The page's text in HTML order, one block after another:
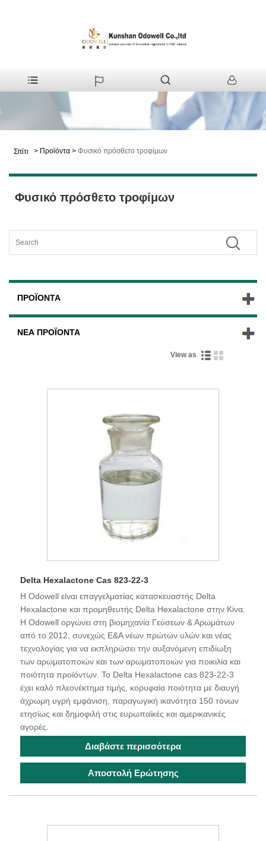
Σπίτι > Προϊόντα > Φυσικό πρόσθετο τροφίμων
Φυσικό πρόσθετο τροφίμων
ΠΡΟΪΌΝΤΑ
ΝΈΑ ΠΡΟΪΌΝΤΑ
View as
Delta Hexalactone Cas 823-22-3
Η Odowell είναι επαγγελματίας κατασκευαστής Delta
Hexalactone και προμηθευτής Delta Hexalactone στην Κίνα.
Η Odowell οργώνει στη βιομηχανία Γεύσεων & Αρωμάτων
από το 2012, συνεχώς Ε&Α νέων πρώτων υλών και νέας
τεχνολογίας για να εκπληρώσει την αυξανόμενη επιδίωξη
των αρωματοποιών και των αρωματοποιών για ποικιλία και
ποιότητα προϊόντων. Το Delta Hexalactone cas 823-22-3
έχει καλό πλεονέκτημα τιμής, κορυφαία ποιότητα με διαυγή
άχρωμη υγρή εμφάνιση, παραγωγική ικανότητα 150 τόνων
ετησίως και δημοφιλή στις ευρωπαϊκές και αμερικανικές
αγορές.
Διαβάστε περισσότερα
Αποστολή Ερώτησης